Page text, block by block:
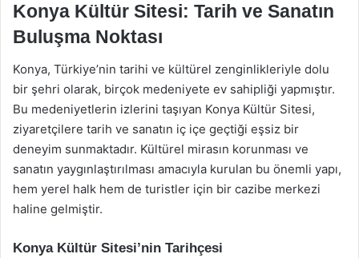
Konya Kültür Sitesi: Tarih ve Sanatın
Buluşma Noktası
Konya, Türkiye’nin tarihi ve kültürel zenginlikleriyle dolu
bir şehri olarak, birçok medeniyete ev sahipliği yapmıştır.
Bu medeniyetlerin izlerini taşıyan Konya Kültür Sitesi,
ziyaretçilere tarih ve sanatın iç içe geçtiği eşsiz bir
deneyim sunmaktadır. Kültürel mirasın korunması ve
sanatın yaygınlaştırılması amacıyla kurulan bu önemli yapı,
hem yerel halk hem de turistler için bir cazibe merkezi
haline gelmiştir.
Konya Kültür Sitesi’nin Tarihçesi